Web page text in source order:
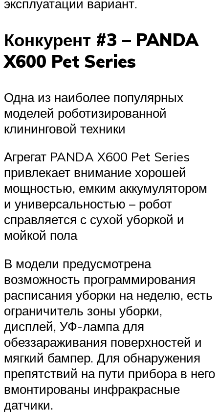
эксплуатации вариант.
Конкурент #3 – PANDA
X600 Pet Series
Одна из наиболее популярных
моделей роботизированной
клининговой техники
Агрегат PANDA X600 Pet Series
привлекает внимание хорошей
мощностью, емким аккумулятором
и универсальностью – робот
справляется с сухой уборкой и
мойкой пола
В модели предусмотрена
возможность программирования
расписания уборки на неделю, есть
ограничитель зоны уборки,
дисплей, УФ-лампа для
обеззараживания поверхностей и
мягкий бампер. Для обнаружения
препятствий на пути прибора в него
вмонтированы инфракрасные
датчики.